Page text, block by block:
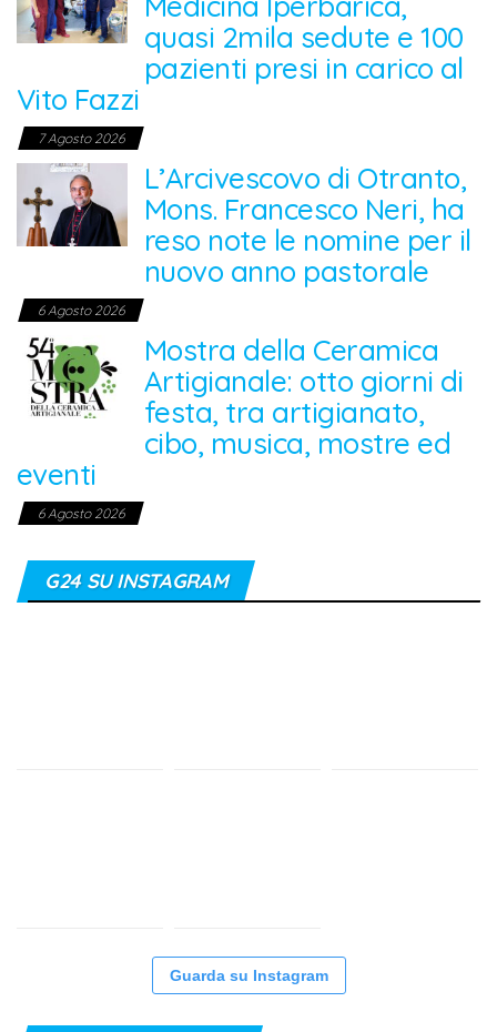
quasi 2mila sedute e 100
pazienti presi in carico al
Vito Fazzi
7 Agosto 2026
L’Arcivescovo di Otranto,
Mons. Francesco Neri, ha
reso note le nomine per il
nuovo anno pastorale
6 Agosto 2026
Mostra della Ceramica
Artigianale: otto giorni di
festa, tra artigianato,
cibo, musica, mostre ed
eventi
6 Agosto 2026
G24 SU INSTAGRAM
Guarda su Instagram